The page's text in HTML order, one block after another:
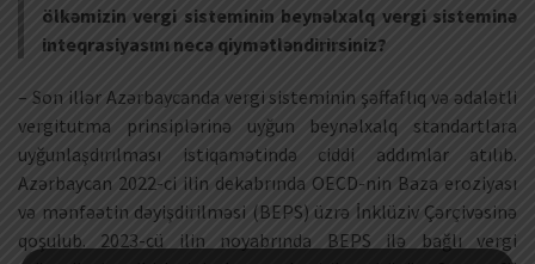
ölkəmizin vergi sisteminin beynəlxalq vergi sisteminə
inteqrasiyasını necə qiymətləndirirsiniz?
– Son illər Azərbaycanda vergi sisteminin şəffaflıq və ədalətli
vergitutma prinsiplərinə uyğun beynəlxalq standartlara
uyğunlaşdırılması istiqamətində ciddi addımlar atılıb.
Azərbaycan 2022-ci ilin dekabrında OECD-nin Baza eroziyası
və mənfəətin dəyişdirilməsi (BEPS) üzrə İnklüziv Çərçivəsinə
qoşulub. 2023-cü ilin noyabrında BEPS ilə bağlı vergi